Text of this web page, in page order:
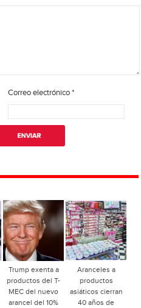
Correo electrónico*
Trump exenta a
productos del T-
MEC del nuevo
arancel del 10%
Aranceles a
productos
asiáticos cierran
40 años de